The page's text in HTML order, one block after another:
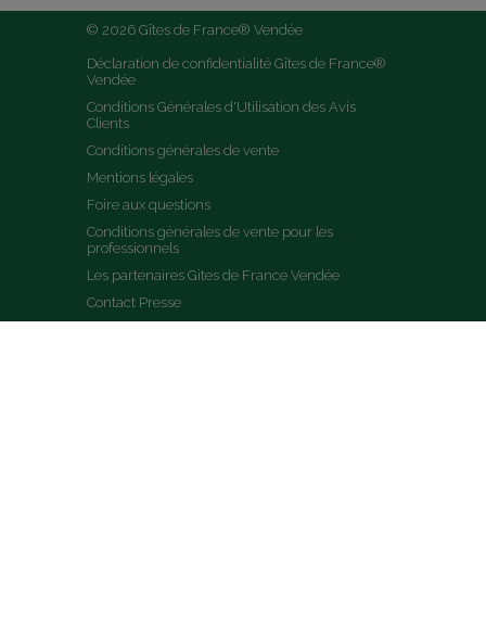
© 2026 Gîtes de France® Vendée
Déclaration de confidentialité Gîtes de France®
Vendée
Conditions Générales d'Utilisation des Avis
Clients
Conditions générales de vente
Mentions légales
Foire aux questions
Conditions générales de vente pour les
professionnels
Les partenaires Gites de France Vendée
Contact Presse